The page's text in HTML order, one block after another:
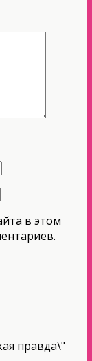
в этом
правда\"